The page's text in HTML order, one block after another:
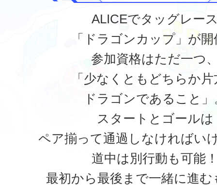
ALICEでタッグレー
「ドラゴンカップ」が
参加資格はただ一つ
「少なくともどちらか
ドラゴンであること」
スタートとゴールは
ペア揃って通過しなければい
道中は別行動も可能
最初から最後まで一緒に進む